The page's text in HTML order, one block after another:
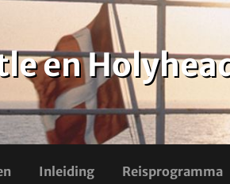
en
Inleiding Reisprogramma